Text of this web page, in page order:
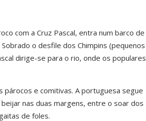
com a Cruz Pascal, entra num barco de
o desfile dos Chimpins (pequenos
dirige-se para o rio, onde os populares
e comitivas. A portuguesa segue
nas duas margens, entre o soar dos
de foles.